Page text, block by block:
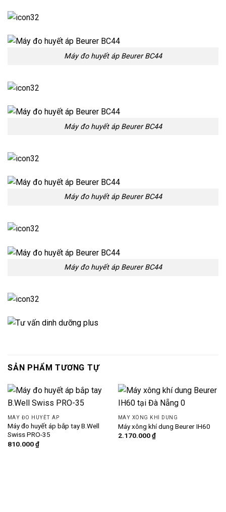
Máy đo huyết áp Beurer BC44
Máy đo huyết áp Beurer BC44
Máy đo huyết áp Beurer BC44
Máy đo huyết áp Beurer BC44
SẢN PHẨM TƯƠNG TỰ
MÁY ĐO HUYẾT ÁP
Máy đo huyết áp bắp tay B.Well
Swiss PRO-35
810.000₫
MÁY XÔNG KHÍ DUNG
Máy xông khí dung Beurer IH60
2.170.000₫